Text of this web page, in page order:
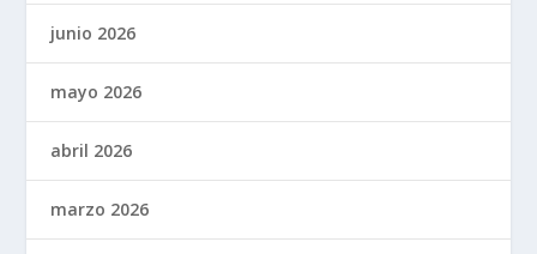
junio 2026
mayo 2026
abril 2026
marzo 2026